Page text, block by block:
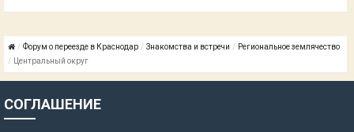
Форум о переезде в Краснодар Знакомства и встречи
Региональное землячество
Центральный округ
СОГЛАШЕНИЕ